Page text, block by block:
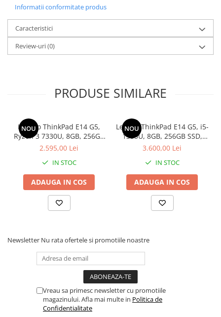
Memorii RAM Server
Procesoare server
Sisteme server
Stabilizatoare de tensiune
Hard Disk-uri & SSD-uri externe
Mouse
UPS-uri
Accesorii UPS-uri
Statii GRAFICE
Statii GRAFICE NOI
Statii GRAFICE Refurbished
Imprimante&Consumabile
Accesorii Printing
Cartuse cerneala
Imprimante de format mare
Imprimante Foto
Imprimante Inkjet
Tastatură: US-International
Greutate: ~1.7 kg
Windows 11 Pro
Informatii conformitate produs
Caracteristici
Review-uri(0)
PRODUSE SIMILARE
NOU
Lenovo ThinkPad E14 G5,
Ryzen 3 7330U, 8GB, 256GB
SSD, Win 11 Pro
2.595,00 Lei
IN STOC
ADAUGA IN COS
NOU
Lenovo ThinkPad E14 G5, i5-
1335U, 8GB, 256GB SSD,
Win 11 Pro
3.600,00 Lei
IN STOC
ADAUGA IN COS
Newsletter Nu rata ofertele si promotiile noastre
Vreau sa primesc newsletter cu promotiile
magazinului. Afla mai multe in Politica de
Confidentialitate